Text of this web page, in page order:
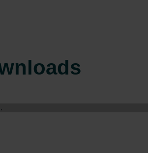
Zehnder Group Schweiz AG: